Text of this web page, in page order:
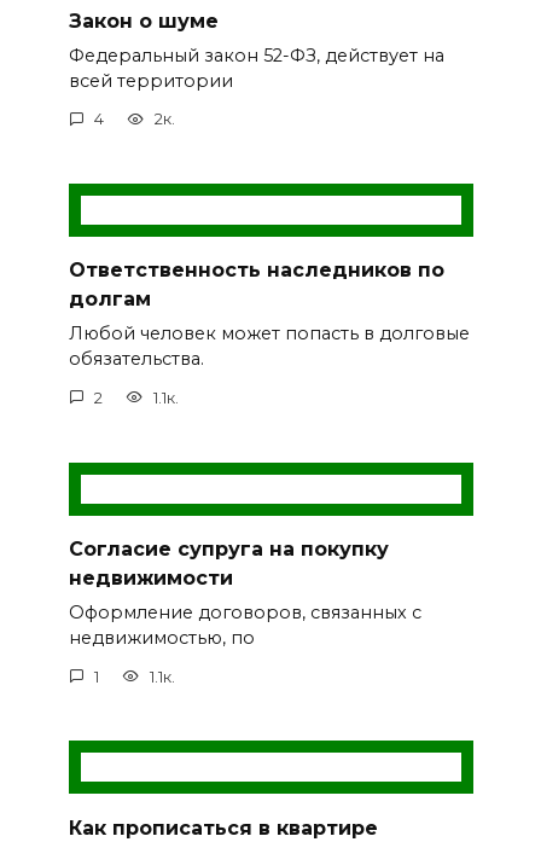
Закон о шуме
Федеральный закон 52-ФЗ, действует на
всей территории
4 2к.
Ответственность наследников по
долгам
Любой человек может попасть в долговые
обязательства.
2 1.1к.
Согласие супруга на покупку
недвижимости
Оформление договоров, связанных с
недвижимостью, по
1 1.1к.
Как прописаться в квартире